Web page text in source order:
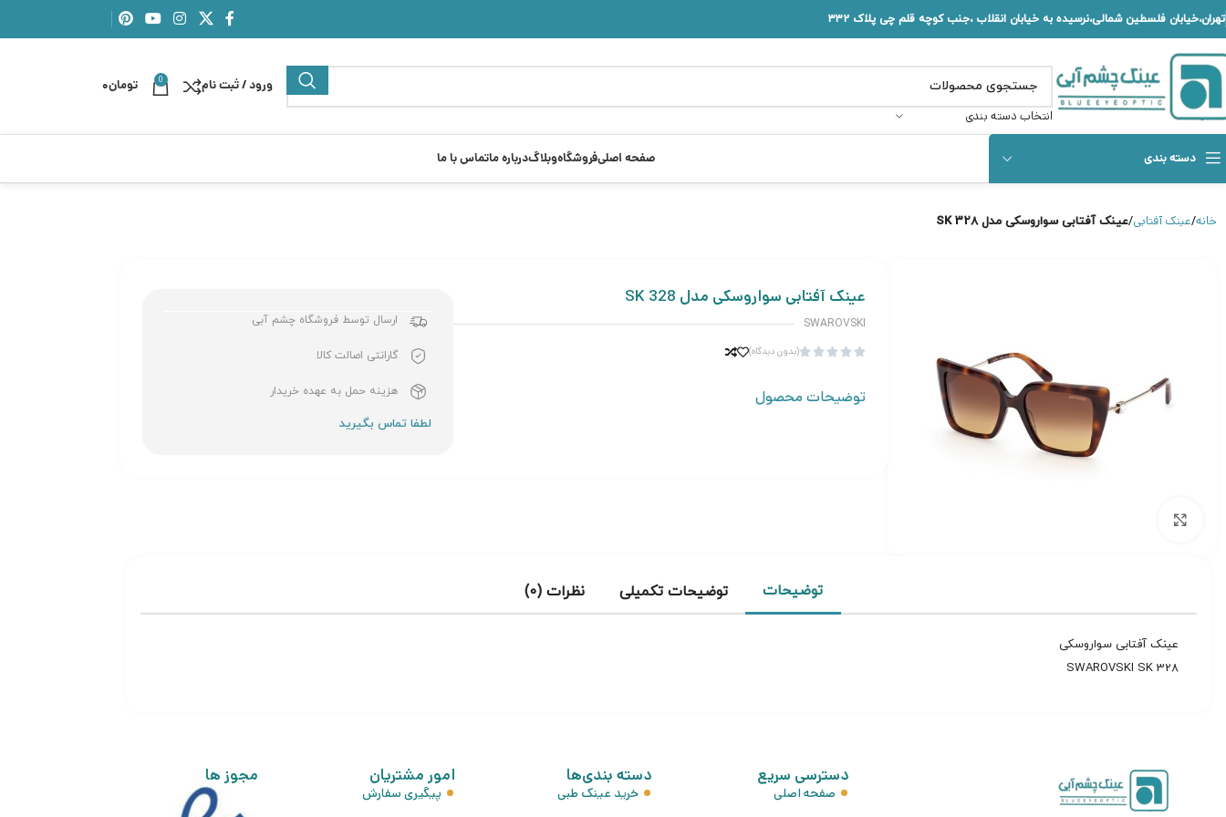
تهران،خیابان فلسطین شمالی،نرسیده به خیابان انقلاب ،جنب کوچه قلم چی پلاک ۳۳۲
انتخاب دسته بندی
ورود / ثبت نام 0 تومان0
دسته بندی صفحه اصلیفروشگاهوبلاگدرباره ماتماس با ما
خانه عینک آفتابی عینک آفتابی سواروسکی مدل SK 328
عینک آفتابی سواروسکی مدل SK 328
SWAROVSKI




(بدون دیدگاه)
توضیحات محصول
ارسال توسط فروشگاه چشم آبی
گارانتی اصالت کالا
هزینه حمل به عهده خریدار
توضیحات توضیحات تکمیلی نظرات (0)
عینک آفتابی سواروسکی
SWAROVSKI SK 328
دسترسی سریع
صفحه اصلی
دسته بندی‌ها
خرید عینک طبی
امور مشتریان
پیگیری سفارش
مجوز ها